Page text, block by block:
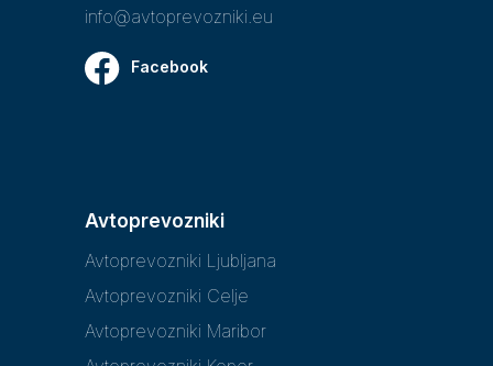
info@avtoprevozniki.eu
Facebook
Avtoprevozniki
Avtoprevozniki Ljubljana
Avtoprevozniki Celje
Avtoprevozniki Maribor